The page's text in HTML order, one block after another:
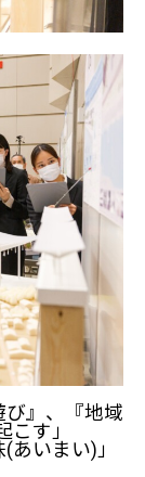
』、『地域
す」
いまい)」